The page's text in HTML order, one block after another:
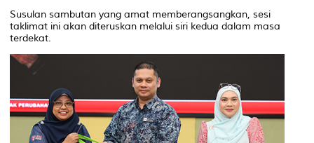
Susulan sambutan yang amat memberangsangkan, sesi
taklimat ini akan diteruskan melalui siri kedua dalam masa
terdekat.